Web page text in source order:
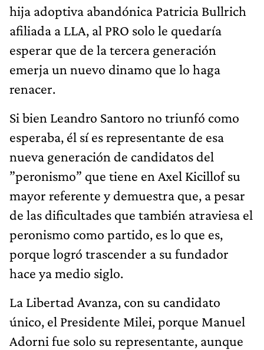
hija adoptiva abandónica Patricia Bullrich
afiliada a LLA, al PRO solo le quedaría
esperar que de la tercera generación
emerja un nuevo dinamo que lo haga
renacer.
Si bien Leandro Santoro no triunfó como
esperaba, él sí es representante de esa
nueva generación de candidatos del
”peronismo” que tiene en Axel Kicillof su
mayor referente y demuestra que, a pesar
de las dificultades que también atraviesa el
peronismo como partido, es lo que es,
porque logró trascender a su fundador
hace ya medio siglo.
La Libertad Avanza, con su candidato
único, el Presidente Milei, porque Manuel
Adorni fue solo su representante, aunque